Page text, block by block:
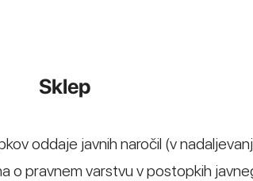
Sklep
oddaje javnih naročil (v
o pravnem varstvu v postopkih